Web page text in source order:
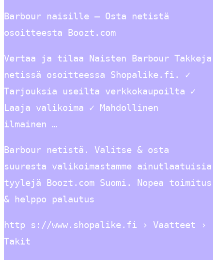
Barbour naisille – Osta netistä
osoitteesta Boozt.com
Vertaa ja tilaa Naisten Barbour Takkeja
netissä osoitteessa Shopalike.fi. ✓
Tarjouksia useilta verkkokaupoilta ✓
Laaja valikoima ✓ Mahdollinen
ilmainen …
Barbour netistä. Valitse & osta
suuresta valikoimastamme ainutlaatuisia
tyylejä Boozt.com Suomi. Nopea toimitus
& helppo palautus
http s://www.shopalike.fi › Vaatteet ›
Takit